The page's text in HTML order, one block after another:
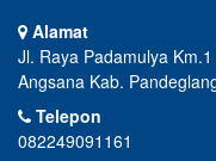
Alamat
Jl. Raya Padamulya
Angsana Kab.
Telepon
082249091161